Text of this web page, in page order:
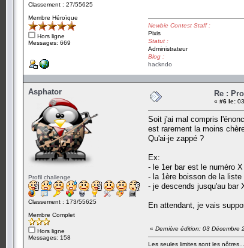
Classement : 27/55625
Membre Héroïque
Hors ligne
Messages: 669
Newbie Contest Staff :
Pixis
Statut :
Administrateur
Blog :
hackndo
Asphator
Profil challenge
Classement : 173/55625
Membre Complet
Hors ligne
Messages: 158
Re :
« #6 le:
Soit j'ai mal compris
est rarement la moins
Qu'ai-je zappé ?
Ex:
- le 1er bar est le numéro X
- la 1ère boisson de la
- je descends jusqu'au bar
En attendant, je vais
« Dernière édition: 03 Décembre
Les seules limites sont les nôtres...